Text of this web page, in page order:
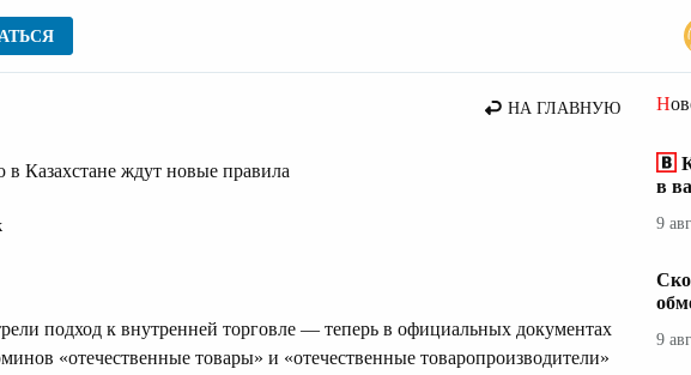
Новости Казахстана
НА ГЛАВНУЮ
Казахстане ждут новые правила
подход к внутренней торговле — теперь в официальных документах
«отечественные товары» и «отечественные товаропроизводители»
в
9
9